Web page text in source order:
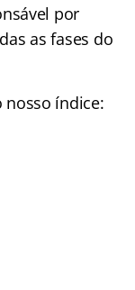
por
as fases do
nosso índice: